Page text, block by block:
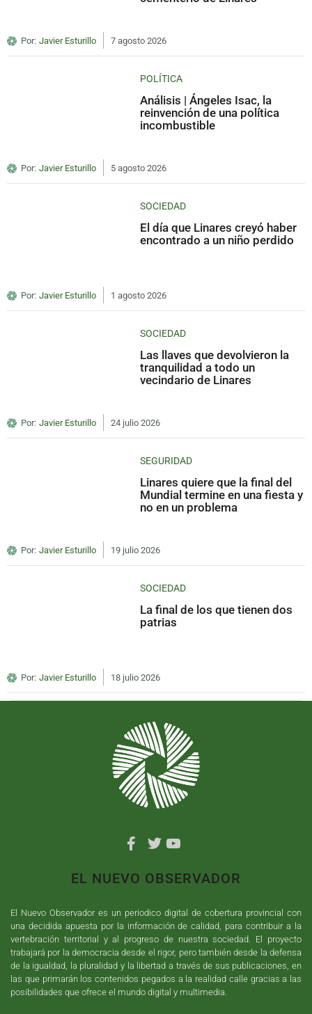
Por: Javier Esturillo 7 agosto 2026
POLÍTICA
Análisis | Ángeles Isac, la
reinvención de una política
incombustible
Por: Javier Esturillo 5 agosto 2026
SOCIEDAD
El día que Linares creyó haber
encontrado a un niño perdido
Por: Javier Esturillo 1 agosto 2026
SOCIEDAD
Las llaves que devolvieron la
tranquilidad a todo un
vecindario de Linares
Por: Javier Esturillo 24 julio 2026
SEGURIDAD
Linares quiere que la final del
Mundial termine en una fiesta y
no en un problema
Por: Javier Esturillo 19 julio 2026
SOCIEDAD
La final de los que tienen dos
patrias
Por: Javier Esturillo 18 julio 2026
EL NUEVO OBSERVADOR
El Nuevo Observador es un periodico digital de cobertura provincial con
una decidida apuesta por la información de calidad, para contribuir a la
vertebración territorial y al progreso de nuestra sociedad. El proyecto
trabajará por la democracia desde el rigor, pero también desde la defensa
de la igualdad, la pluralidad y la libertad a través de sus publicaciones, en
las que primarán los contenidos pegados a la realidad calle gracias a las
posibilidades que ofrece el mundo digital y multimedia.